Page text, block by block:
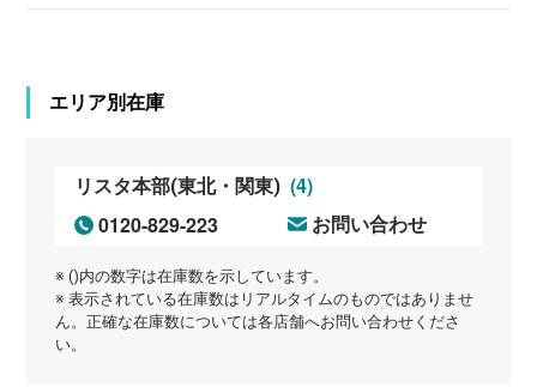
エリア別在庫
リスタ本部(東北・関東) (4)
0120-829-223
お問い合わせ
※ ()内の数字は在庫数を示しています。
※ 表示されている在庫数はリアルタイムのものではありませ
ん。正確な在庫数については各店舗へお問い合わせくださ
い。